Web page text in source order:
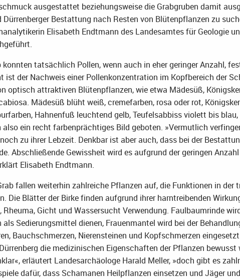
ausgestattet beziehungsweise die Grabgruben damit
Dürrenberger Bestattung nach Resten von Blütenpflanzen zu
Elisabeth Endtmann des Landesamtes für Geologie
tatsächlich Pollen, wenn auch in eher geringer Anzahl,
ist der Nachweis einer Pollenkonzentration im Kopfbereich der
optisch attraktiven Blütenpflanzen, wie etwa Mädesüß,
Mädesüß blüht weiß, cremefarben, rosa oder rot,
Hahnenfuß leuchtend gelb, Teufelsabbiss violett bis
also ein recht farbenprächtiges Bild geboten. »Vermutlich
zu ihrer Lebzeit. Denkbar ist aber auch, dass bei der
Abschließende Gewissheit wird es aufgrund der geringen
Elisabeth Endtmann.
fallen weiterhin zahlreiche Pflanzen auf, die Funktionen in der
Die Blätter der Birke finden aufgrund ihrer harntreibenden
Rheuma, Gicht und Wassersucht Verwendung. Faulbaumrinde
Sedierungsmittel dienen, Frauenmantel wird bei der
Bauchschmerzen, Nierensteinen und Kopfschmerzen
die medizinischen Eigenschaften der Pflanzen bewusst
erläutert Landesarchäologe Harald Meller, »doch gibt es
dafür, dass Schamanen Heilpflanzen einsetzen und Jäger